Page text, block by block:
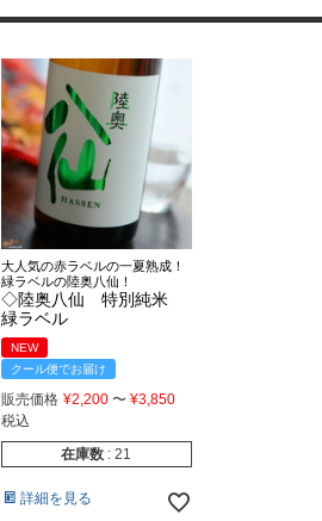
大人気の赤ラベルの一夏熟成！
緑ラベルの陸奥八仙！
◇陸奥八仙 特別純米
緑ラベル
NEW
クール便でお届け
販売価格 ¥2,200 〜 ¥3,850
税込
在庫数
21
詳細を見る